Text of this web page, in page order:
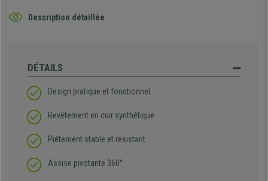
Description détaillée
DÉTAILS
Design pratique et fonctionnel
Revêtement en cuir synthétique
Piétement stable et résistant
Assise pivotante 360°